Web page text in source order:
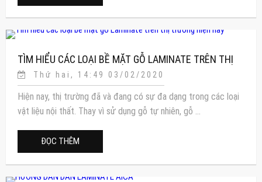
TÌM HIỂU CÁC LOẠI BỀ MẶT GỖ LAMINATE TRÊN THỊ
TRƯỜNG HIỆN NAY
Thứ hai, 14:49 03/02/2020
Hiện nay, thị trường đã và đang có sự đa dạng trong các loại
vật liệu nội thất. Thay vì sử dụng gỗ tự nhiên, gỗ ...
ĐỌC THÊM